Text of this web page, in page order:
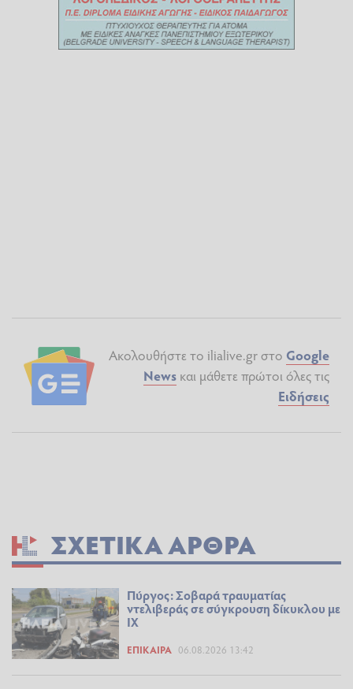
Ακολουθήστε το ilialive.gr στο Google
News και μάθετε πρώτοι όλες τις
Ειδήσεις
ΣΧΕΤΙΚΆ ΆΡΘΡΑ
Πύργος: Σοβαρά τραυματίας
ντελιβεράς σε σύγκρουση δίκυκλου με
ΙΧ
ΕΠΊΚΑΙΡΑ 06.08.2026 13:42